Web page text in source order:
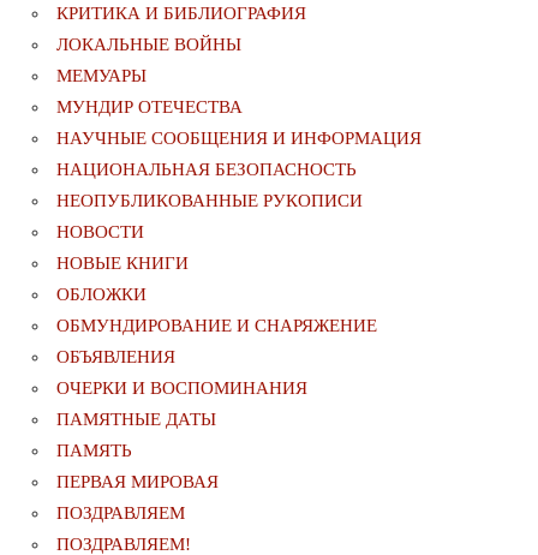
КРИТИКА И БИБЛИОГРАФИЯ
ЛОКАЛЬНЫЕ ВОЙНЫ
МЕМУАРЫ
МУНДИР ОТЕЧЕСТВА
НАУЧНЫЕ СООБЩЕНИЯ И ИНФОРМАЦИЯ
НАЦИОНАЛЬНАЯ БЕЗОПАСНОСТЬ
НЕОПУБЛИКОВАННЫЕ РУКОПИСИ
НОВОСТИ
НОВЫЕ КНИГИ
ОБЛОЖКИ
ОБМУНДИРОВАНИЕ И СНАРЯЖЕНИЕ
ОБЪЯВЛЕНИЯ
ОЧЕРКИ И ВОСПОМИНАНИЯ
ПАМЯТНЫЕ ДАТЫ
ПАМЯТЬ
ПЕРВАЯ МИРОВАЯ
ПОЗДРАВЛЯЕМ
ПОЗДРАВЛЯЕМ!